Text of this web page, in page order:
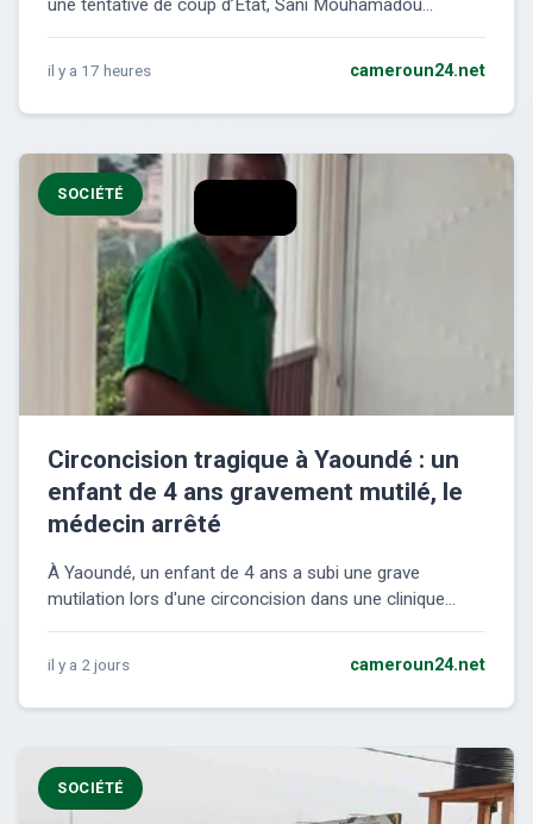
une tentative de coup d’État, Sani Mouhamadou...
il y a 17 heures cameroun24.net
SOCIÉTÉ
Circoncision tragique à Yaoundé : un
enfant de 4 ans gravement mutilé, le
médecin arrêté
À Yaoundé, un enfant de 4 ans a subi une grave
mutilation lors d'une circoncision dans une clinique...
il y a 2 jours cameroun24.net
SOCIÉTÉ